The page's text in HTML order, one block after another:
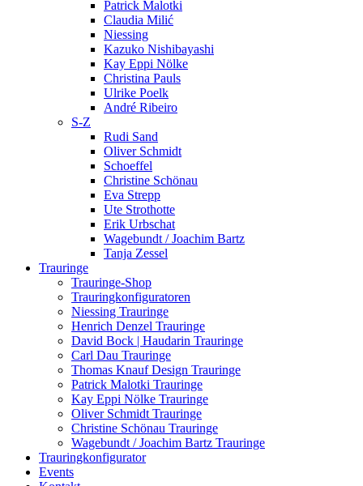
Patrick Malotki
Claudia Milić
Niessing
Kazuko Nishibayashi
Kay Eppi Nölke
Christina Pauls
Ulrike Poelk
André Ribeiro
S-Z
Rudi Sand
Oliver Schmidt
Schoeffel
Christine Schönau
Eva Strepp
Ute Strothotte
Erik Urbschat
Wagebundt / Joachim Bartz
Tanja Zessel
Trauringe
Trauringe-Shop
Trauringkonfiguratoren
Niessing Trauringe
Henrich Denzel Trauringe
David Bock | Haudarin Trauringe
Carl Dau Trauringe
Thomas Knauf Design Trauringe
Patrick Malotki Trauringe
Kay Eppi Nölke Trauringe
Oliver Schmidt Trauringe
Christine Schönau Trauringe
Wagebundt / Joachim Bartz Trauringe
Trauring­konfigurator
Events